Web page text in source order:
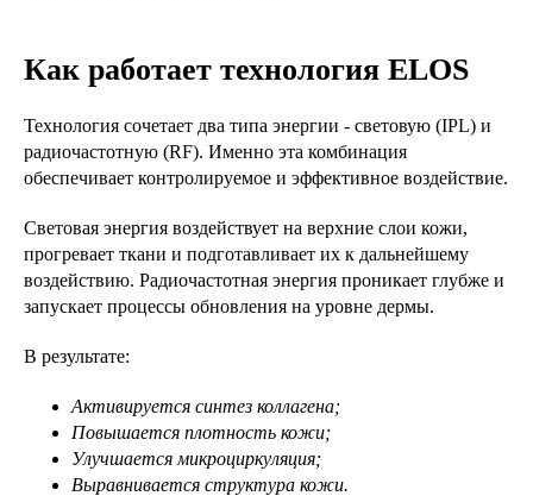
Как работает технология ELOS
Технология сочетает два типа энергии - световую (IPL) и
радиочастотную (RF). Именно эта комбинация
обеспечивает контролируемое и эффективное воздействие.
Световая энергия воздействует на верхние слои кожи,
прогревает ткани и подготавливает их к дальнейшему
воздействию. Радиочастотная энергия проникает глубже и
запускает процессы обновления на уровне дермы.
В результате:
Активируется синтез коллагена;
Повышается плотность кожи;
Улучшается микроциркуляция;
Выравнивается структура кожи.